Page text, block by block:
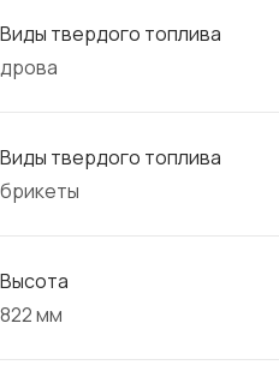
Виды твердого топлива
дрова
Виды твердого топлива
брикеты
Высота
822 мм